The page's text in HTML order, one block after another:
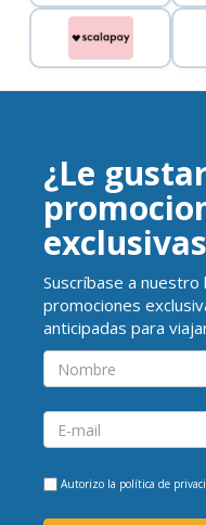
¿Le
Suscríbase a
promociones
anticipadas para
Autorizo la política de